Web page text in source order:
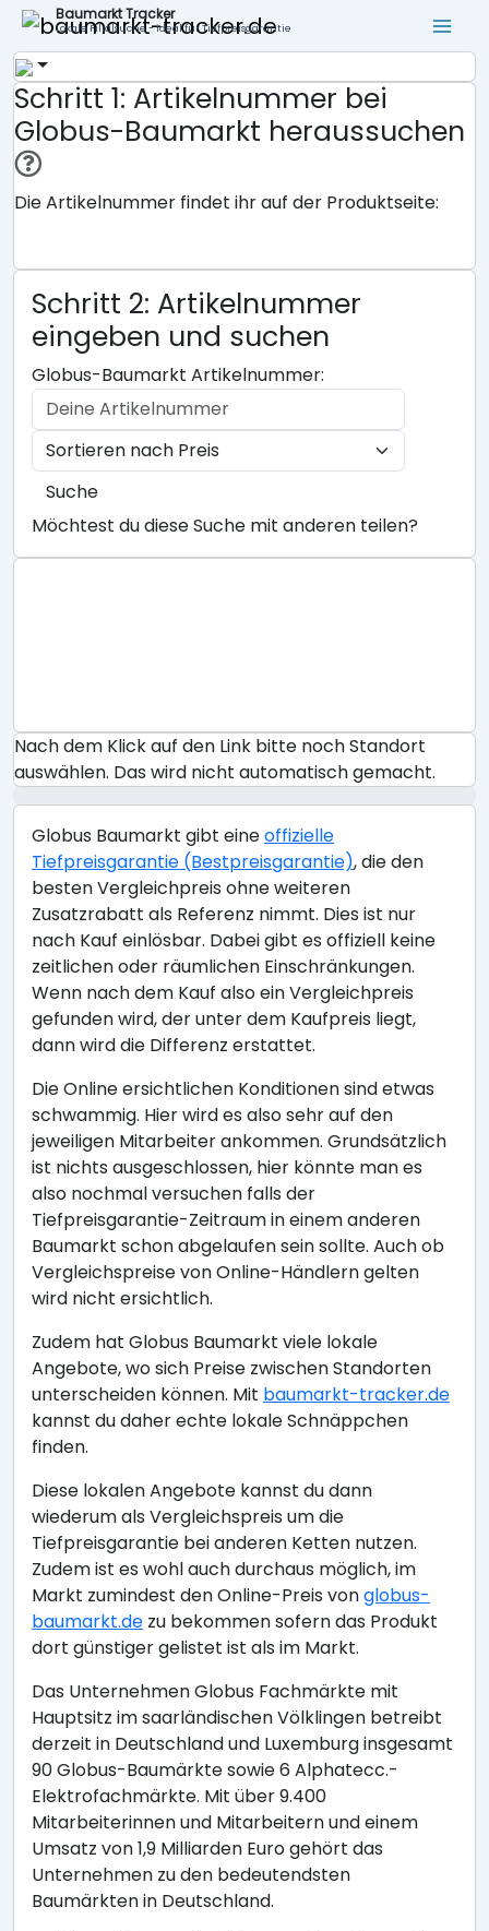
Baumarkt Tracker
Lokale Filialsuche - ideal für Tiefpreisgarantie
Schritt 1: Artikelnummer bei
Globus-Baumarkt heraussuchen
Die Artikelnummer findet ihr auf der Produktseite:
Schritt 2: Artikelnummer
eingeben und suchen
Globus-Baumarkt Artikelnummer:
Suche
Möchtest du diese Suche mit anderen teilen?
Nach dem Klick auf den Link bitte noch Standort
auswählen. Das wird nicht automatisch gemacht.
Globus Baumarkt gibt eineoffizielle
Tiefpreisgarantie (Bestpreisgarantie), die den
besten Vergleichpreis ohne weiteren
Zusatzrabatt als Referenz nimmt. Dies ist nur
nach Kauf einlösbar. Dabei gibt es offiziell keine
zeitlichen oder räumlichen Einschränkungen.
Wenn nach dem Kauf also ein Vergleichpreis
gefunden wird, der unter dem Kaufpreis liegt,
dann wird die Differenz erstattet.
Die Online ersichtlichen Konditionen sind etwas
schwammig. Hier wird es also sehr auf den
jeweiligen Mitarbeiter ankommen. Grundsätzlich
ist nichts ausgeschlossen, hier könnte man es
also nochmal versuchen falls der
Tiefpreisgarantie-Zeitraum in einem anderen
Baumarkt schon abgelaufen sein sollte. Auch ob
Vergleichspreise von Online-Händlern gelten
wird nicht ersichtlich.
Zudem hat Globus Baumarkt viele lokale
Angebote, wo sich Preise zwischen Standorten
unterscheiden können. Mit baumarkt-tracker.de
kannst du daher echte lokale Schnäppchen
finden.
Diese lokalen Angebote kannst du dann
wiederum als Vergleichspreis um die
Tiefpreisgarantie bei anderen Ketten nutzen.
Zudem ist es wohl auch durchaus möglich, im
Markt zumindest den Online-Preis vonglobus-
baumarkt.de zu bekommen sofern das Produkt
dort günstiger gelistet ist als im Markt.
Das Unternehmen Globus Fachmärkte mit
Hauptsitz im saarländischen Völklingen betreibt
derzeit in Deutschland und Luxemburg insgesamt
90 Globus-Baumärkte sowie 6 Alphatecc.-
Elektrofachmärkte. Mit über 9.400
Mitarbeiterinnen und Mitarbeitern und einem
Umsatz von 1,9 Milliarden Euro gehört das
Unternehmen zu den bedeutendsten
Baumärkten in Deutschland.